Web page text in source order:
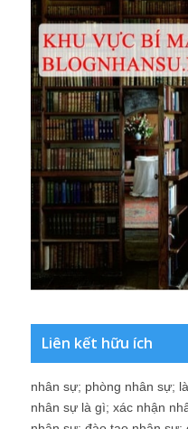
Liên kết hữu ích
nhân sự; phòng nhân sự;
nhân sự là gì; xác nhận